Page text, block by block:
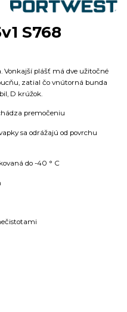
S768
Vonkajší plášť má dve užitočné
zatial čo vnútorná bunda
D krúžok.
premočeniu
sa odrážajú od povrchu
do -40 ° C